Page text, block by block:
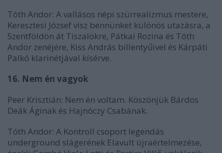
Tóth Andor: A vallásos népi szürrealizmus mestere,
Keresztesi József visz bennünket különös utazásra, a
Szentföldön át Tiszalökre, Pátkai Rozina és Tóth
Andor zenéjére, Kiss András billentyűivel és Kárpáti
Palkó klarinétjával kísérve.
16. Nem én vagyok
Peer Krisztián: Nem én voltam. Köszönjük Bárdos
Deák Áginak és Hajnóczy Csabának.
Tóth Andor: A Kontroll csoport legendás
underground slágerének Elavult újraértelmezése,